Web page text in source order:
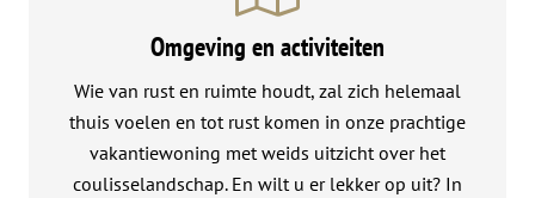
Omgeving en activiteiten
Wie van rust en ruimte houdt, zal zich helemaal
thuis voelen en tot rust komen in onze prachtige
vakantiewoning met weids uitzicht over het
coulisselandschap. En wilt u er lekker op uit? In